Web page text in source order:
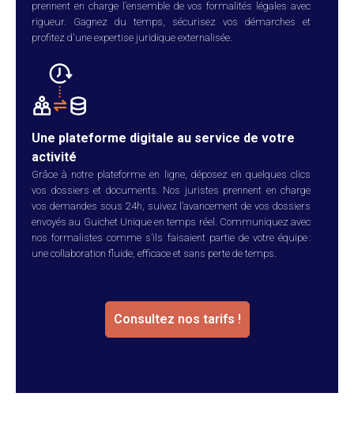
prennent en charge l’ensemble de vos formalités légales avec
rigueur. Gagnez du temps, sécurisez vos démarches et
profitez d'une expertise juridique externalisée.
Une plateforme digitale au service de votre
activité
Grâce à notre plateforme en ligne, déposez en quelques clics
vos dossiers et documents. Nos juristes prennent en charge
vos demandes sous 24h, suivez l’avancement de vos dossiers
envoyés au Guichet Unique en temps réel. Communiquez avec
nos formalistes comme s’ils faisaient partie de votre équipe :
une collaboration fluide, efficace et sans perte de temps.
Consultez nos tarifs !